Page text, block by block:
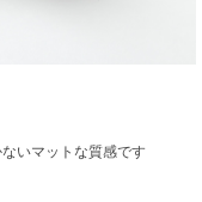
いマットな質感です